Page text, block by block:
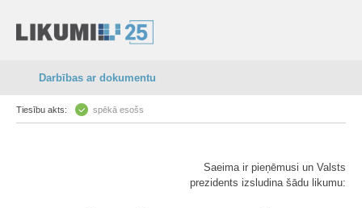
Darbības ar dokumentu
Tiesību akts: spēkā esošs
Saeima ir pieņēmusi un Valsts
prezidents izsludina šādu likumu: